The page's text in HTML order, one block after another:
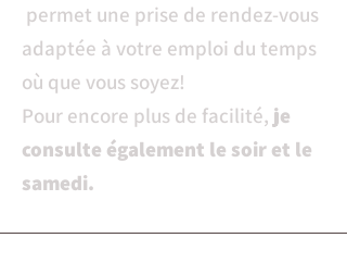
permet une prise de rendez-vous
adaptée à votre emploi du temps
où que vous soyez!
Pour encore plus de facilité, je
consulte également le soir et le
samedi.